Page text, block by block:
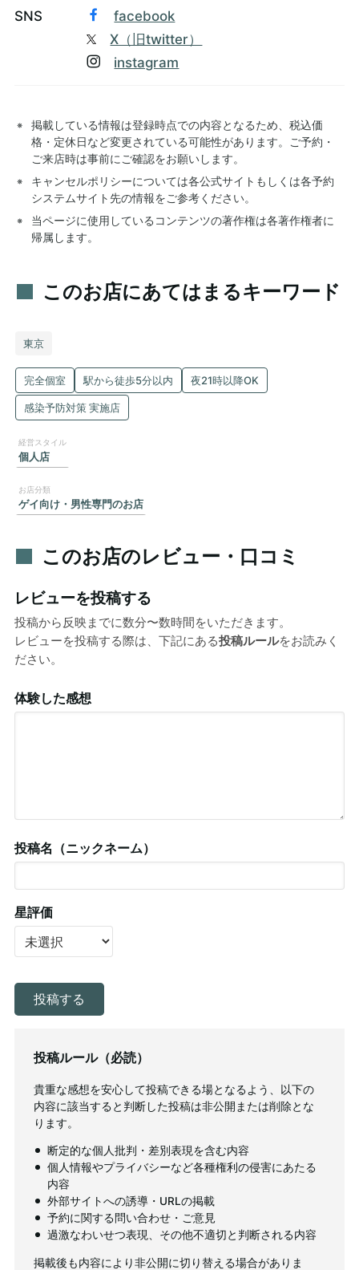
SNS
facebook
X（旧twitter）
instagram
掲載している情報は登録時点での内容となるため、税込価
格・定休日など変更されている可能性があります。ご予約・
ご来店時は事前にご確認をお願いします。
キャンセルポリシーについては各公式サイトもしくは各予約
システムサイト先の情報をご参考ください。
当ページに使用しているコンテンツの著作権は各著作権者に
帰属します。
このお店にあてはまるキーワード
東京
完全個室 駅から徒歩5分以内 夜21時以降OK
感染予防対策 実施店
個人店
ゲイ向け・男性専門のお店
このお店のレビュー・口コミ
レビューを投稿する
投稿から反映までに数分〜数時間をいただきます。
レビューを投稿する際は、下記にある投稿ルールをお読みく
ださい。
体験した感想
投稿名（ニックネーム）
星評価
投稿ルール（必読）
貴重な感想を安心して投稿できる場となるよう、以下の
内容に該当すると判断した投稿は非公開または削除とな
ります。
断定的な個人批判・差別表現を含む内容
個人情報やプライバシーなど各種権利の侵害にあたる
内容
外部サイトへの誘導・URLの掲載
予約に関する問い合わせ・ご意見
過激なわいせつ表現、その他不適切と判断される内容
掲載後も内容により非公開に切り替える場合がありま